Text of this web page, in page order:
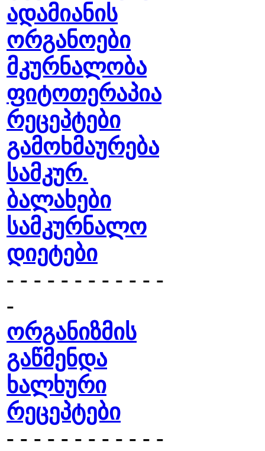
ადამიანის
ორგანოები
მკურნალობა
ფიტოთერაპია
რეცეპტები
გამოხმაურება
სამკურ.
ბალახები
სამკურნალო
დიეტები
- - - - - - - - - - - -
-
ორგანიზმის
გაწმენდა
ხალხური
რეცეპტები
- - - - - - - - - - - -